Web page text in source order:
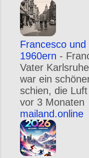
Francesco
1960ern -
Vater
war ein
schien, die
vor 3 Monaten
mailand.online